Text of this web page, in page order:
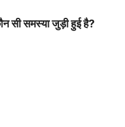
सी समस्या जुड़ी हुई है?